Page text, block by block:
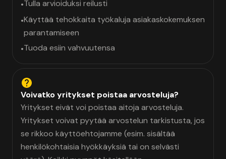
•Tulla arvioiduksi reilusti
•Käyttää tehokkaita työkaluja asiakaskokemuksen
parantamiseen
•Tuoda esiin vahvuutensa
Voivatko yritykset poistaa arvosteluja?
Yritykset eivät voi poistaa aitoja arvosteluja.
Yritykset voivat pyytää arvostelun tarkistusta, jos
se rikkoo käyttöehtojamme (esim. sisältää
henkilökohtaisia hyökkäyksiä tai on selvästi